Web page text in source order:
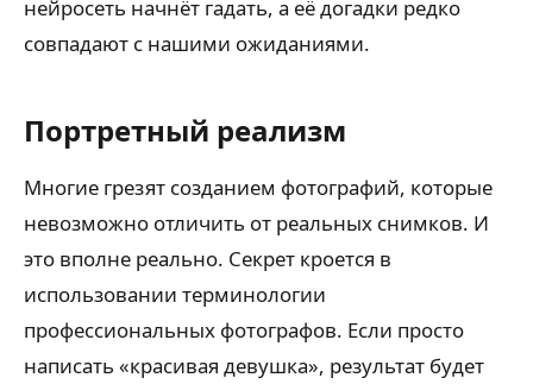
нейросеть начнёт гадать, а её догадки редко
совпадают с нашими ожиданиями.
Портретный реализм
Многие грезят созданием фотографий, которые
невозможно отличить от реальных снимков. И
это вполне реально. Секрет кроется в
использовании терминологии
профессиональных фотографов. Если просто
написать «красивая девушка», результат будет